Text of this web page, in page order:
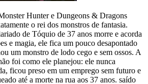
Hunter e Dungeons & Dragons
o rei dos monstros de fantasia.
de Tóquio de 37 anos morre e acorda
e magia, ele fica um pouco desapontado
um monstro de lodo cego e sem ossos. A
foi como ele planejou: ele nunca
ficou preso em um emprego sem futuro e
até a morte na rua aos 37 anos. saído